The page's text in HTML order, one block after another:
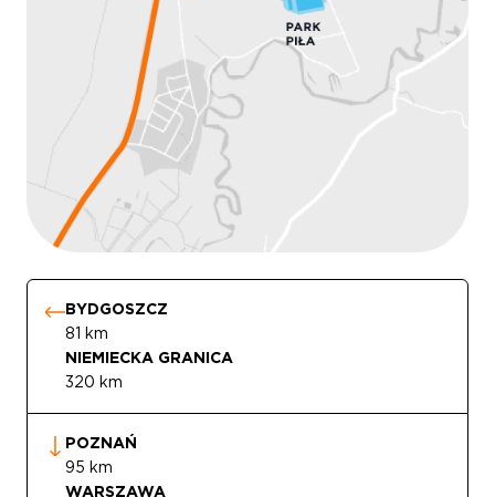
BYDGOSZCZ
81 km
NIEMIECKA GRANICA
320 km
POZNAŃ
95 km
WARSZAWA